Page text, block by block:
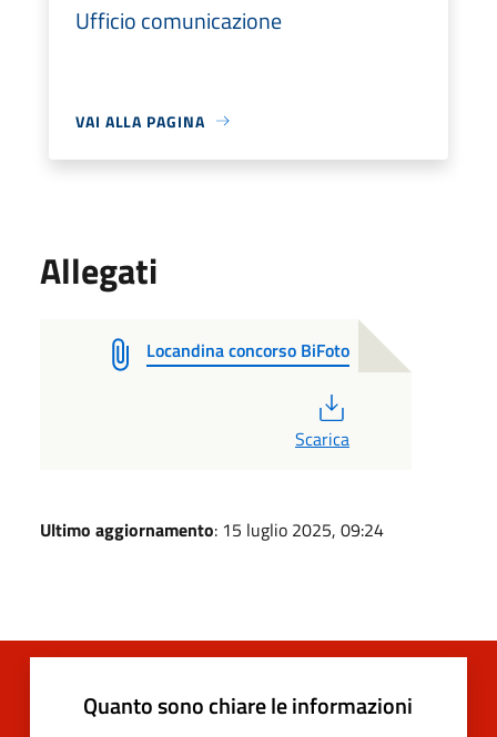
Ufficio comunicazione
VAI ALLA PAGINA
Allegati
Locandina concorso BiFoto
Scarica
Ultimo aggiornamento: 15 luglio 2025, 09:24
Quanto sono chiare le informazioni